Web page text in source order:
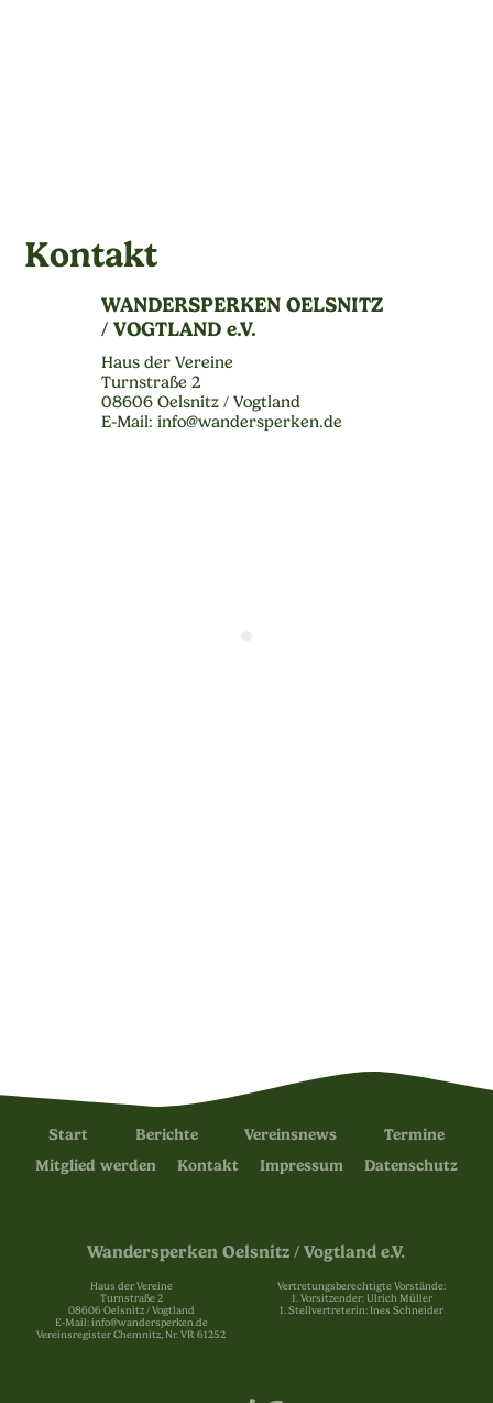
Kontakt
WANDERSPERKEN OELSNITZ
/ VOGTLAND e.V.
Haus der Vereine
Turnstraße 2
08606 Oelsnitz / Vogtland
E-Mail: info@wandersperken.de
Start Berichte Vereinsnews
Termine
Mitglied werden
Kontakt Impressum Datenschutz
Wandersperken Oelsnitz / Vogtland e.V.
Haus der Vereine
Turnstraße 2
08606 Oelsnitz / Vogtland
E-Mail: info@wandersperken.de
Vereinsregister Chemnitz, Nr. VR 61252
Vertretungsberechtigte Vorstände:
1. Vorsitzender: Ulrich Müller
1. Stellvertreterin: Ines Schneider